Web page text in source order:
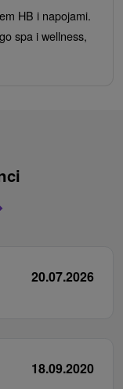
HB i napojami.
spa i wellness,
20.07.2026
18.09.2020